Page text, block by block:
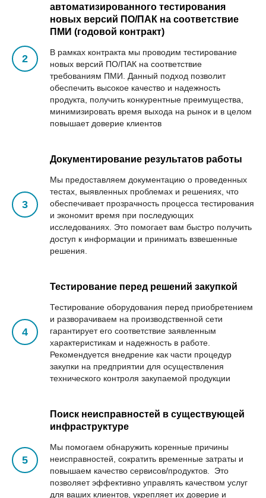
автоматизированного тестирования
новых версий ПО/ПАК на соответствие
ПМИ (годовой контракт)
В рамках контракта мы проводим тестирование
новых версий ПО/ПАК на соответствие
требованиям ПМИ. Данный подход позволит
обеспечить высокое качество и надежность
продукта, получить конкурентные преимущества,
минимизировать время выхода на рынок и в целом
повышает доверие клиентов
Документирование результатов работы
Мы предоставляем документацию о проведенных
тестах, выявленных проблемах и решениях, что
обеспечивает прозрачность процесса тестирования
и экономит время при последующих
исследованиях. Это помогает вам быстро получить
доступ к информации и принимать взвешенные
решения.
Тестирование перед решений закупкой
Тестирование оборудования перед приобретением
и разворачиваем на производственной сети
гарантирует его соответствие заявленным
характеристикам и надежность в работе.
Рекомендуется внедрение как части процедур
закупки на предприятии для осуществления
технического контроля закупаемой продукции
Поиск неисправностей в существующей
инфраструктуре
Мы помогаем обнаружить коренные причины
неисправностей, сократить временные затраты и
повышаем качество сервисов/продуктов. Это
позволяет эффективно управлять качеством услуг
для ваших клиентов, укрепляет их доверие и